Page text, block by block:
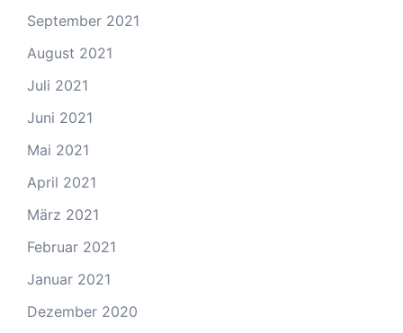
September 2021
August 2021
Juli 2021
Juni 2021
Mai 2021
April 2021
März 2021
Februar 2021
Januar 2021
Dezember 2020